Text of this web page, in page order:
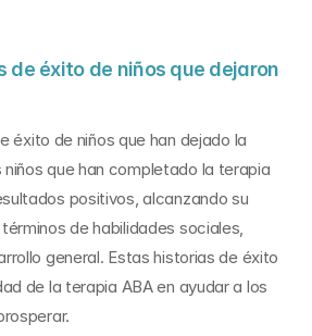
de éxito de niños que dejaron
éxito de niños que han dejado la
que han completado la terapia
positivos, alcanzando su
de habilidades sociales,
general. Estas historias de éxito
de la terapia ABA en ayudar a los